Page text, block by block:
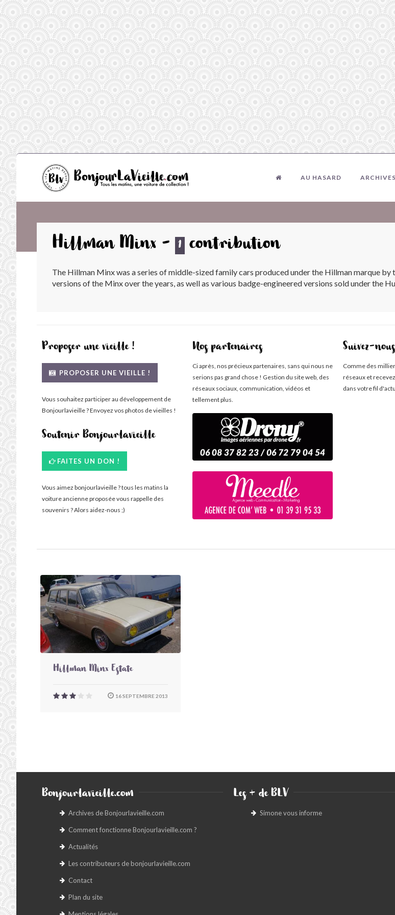
AU HASARD ARCHIVES
Hillman Minx - 1 contribution
The Hillman Minx was a series of middle-sized family cars produced under the Hillman marque
versions of the Minx over the years, as well as various badge-engineered versions sold under the
Proposer une vieille !
PROPOSER UNE VIEILLE !
Vous souhaitez participer au développement de
Bonjourlavieille ? Envoyez vos photos de vieilles !
Soutenir Bonjourlavieille
FAITES UN DON !
Vous aimez bonjourlavieille ? tous les matins la
voiture ancienne proposée vous rappelle des
souvenirs ? Alors aidez-nous ;)
Nos partenaires
Ci après, nos précieux partenaires, sans qui nous ne
serions pas grand chose ! Gestion du site web, des
réseaux sociaux, communication, vidéos et
tellement plus.
Suivez-
Comme des
réseaux et
dans votre fil
Hillman Minx Estate
16 SEPTEMBRE 2013
Bonjourlavieille.com
Archives de Bonjourlavieille.com
Comment fonctionne Bonjourlavieille.com ?
Actualités
Les contributeurs de bonjourlavieille.com
Contact
Plan du site
Les + de BLV
Simone vous informe